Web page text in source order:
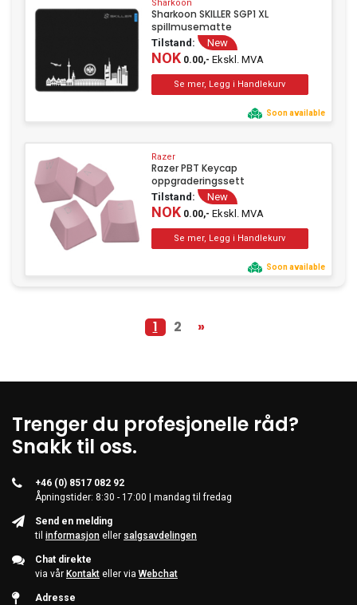
Sharkoon
Sharkoon SKILLER SGP1 XL
spillmusematte
Tilstand: New
NOK0.00,- Ekskl. MVA
Soon available
Razer
Razer PBT Keycap
oppgraderingssett
Tilstand: New
NOK0.00,- Ekskl. MVA
Soon available
1 2 »
Trenger du profesjonelle råd?
Snakk til oss.
+46 (0) 8517 082 92
Åpningstider: 8:30 - 17:00 | mandag til fredag
Send en melding
til informasjon eller salgsavdelingen
Chat direkte
via vår Kontakt eller via Webchat
Adresse